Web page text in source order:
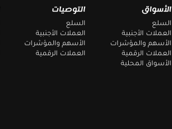
الأسواق
السلع
العملات الأجنبية
الأسهم والمؤشرات
العملات الرقمية
الأسواق المحلية
التوصيات
السلع
العملات الأجنبية
الأسهم والمؤشرات
العملات الرقمية